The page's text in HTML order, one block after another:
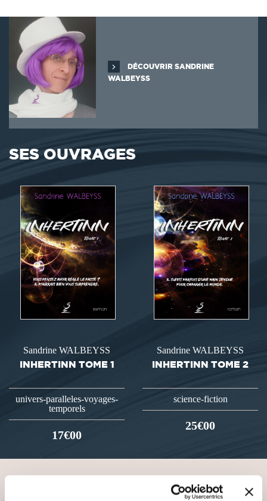
DÉCOUVRIR SANDRINE
WALBEYSS
SES OUVRAGES
Sandrine WALBEYSS
INHERTINN TOME 1
univers-paralleles-voyages-
temporels
17€00
Sandrine WALBEYSS
INHERTINN TOME 2
science-fiction
25€00